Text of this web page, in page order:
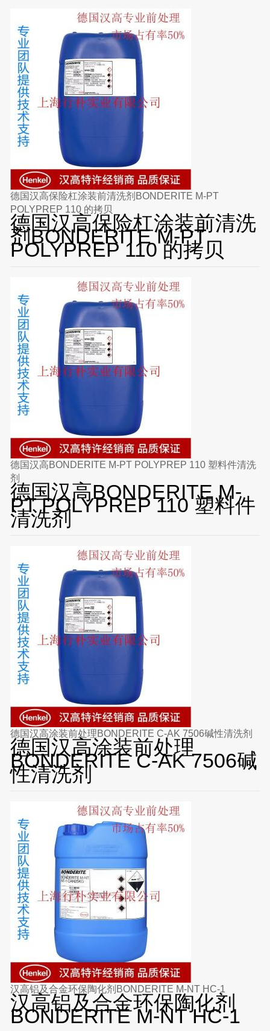
德国汉高保险杠涂装前清洗剂BONDERITE M-PT
POLYPREP 110 的拷贝
德国汉高保险杠涂装前清洗
剂BONDERITE M-PT
POLYPREP 110 的拷贝
德国汉高BONDERITE M-PT POLYPREP 110 塑料件清洗
剂
德国汉高BONDERITE M-
PT POLYPREP 110 塑料件
清洗剂
德国汉高涂装前处理BONDERITE C-AK 7506碱性清洗剂
德国汉高涂装前处理
BONDERITE C-AK 7506碱
性清洗剂
汉高铝及合金环保陶化剂BONDERITE M-NT HC-1
汉高铝及合金环保陶化剂
BONDERITE M-NT HC-1